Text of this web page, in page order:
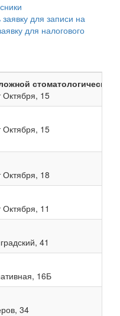
заявку для записи на
для налогового
Октября, 15
Октября, 15
18
11
41
16Б
34